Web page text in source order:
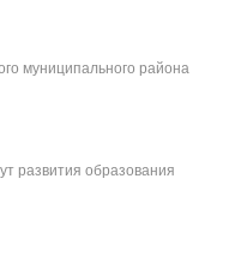
муниципального района
развития образования